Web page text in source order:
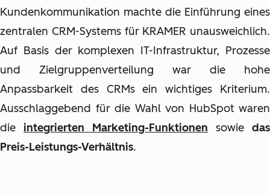
Kundenkommunikation machte die Einführung eines
zentralen CRM-Systems für KRAMER unausweichlich.
Auf Basis der komplexen IT-Infrastruktur, Prozesse
und Zielgruppenverteilung war die hohe
Anpassbarkeit des CRMs ein wichtiges Kriterium.
Ausschlaggebend für die Wahl von HubSpot waren
die integrierten Marketing-Funktionen sowie das
Preis-Leistungs-Verhältnis.